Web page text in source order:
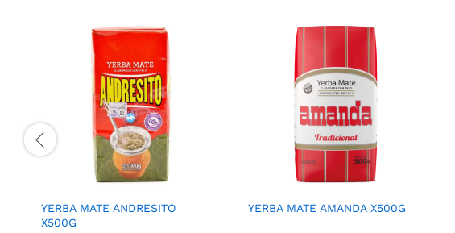
YERBA MATE ANDRESITO
X500G
YERBA MATE AMANDA X500G